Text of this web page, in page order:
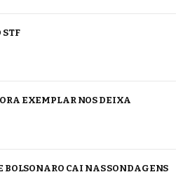
STF
EXEMPLAR NOS DEIXA
BOLSONARO CAI NAS SONDAGENS